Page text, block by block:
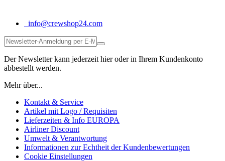
info@crewshop24.com
Der Newsletter kann jederzeit hier oder in Ihrem Kundenkonto
abbestellt werden.
Mehr über...
Kontakt & Service
Artikel mit Logo / Requisiten
Lieferzeiten & Info EUROPA
Airliner Discount
Umwelt & Verantwortung
Informationen zur Echtheit der Kundenbewertungen
Cookie Einstellungen